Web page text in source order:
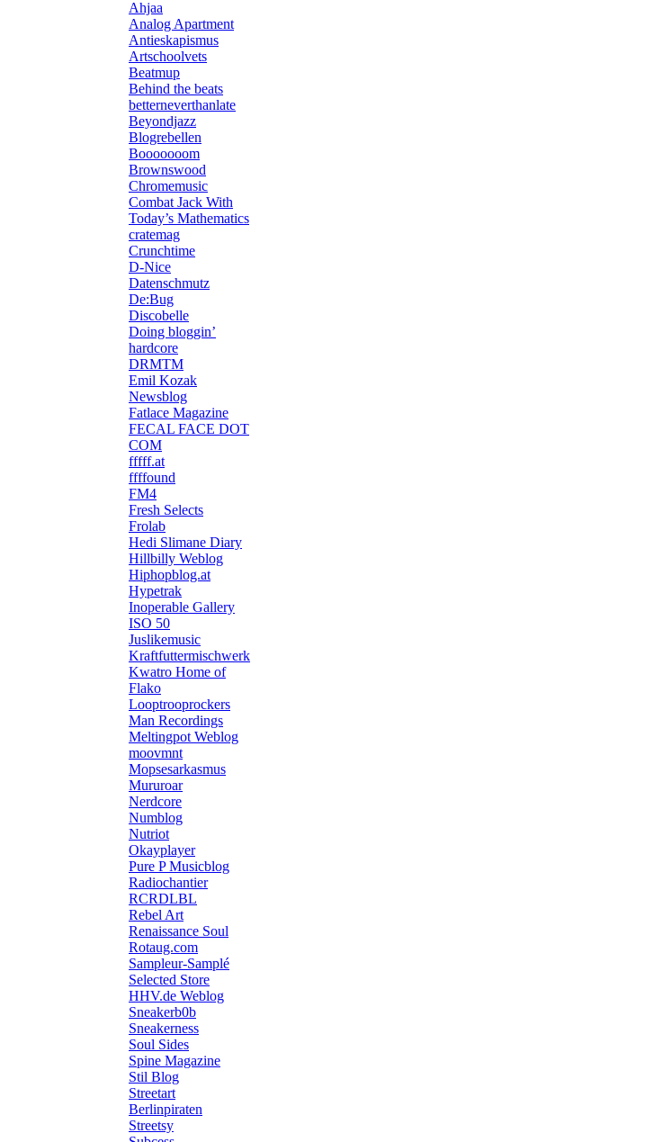
Ahjaa
Analog Apartment
Antieskapismus
Artschoolvets
Beatmup
Behind the beats
betterneverthanlate
Beyondjazz
Blogrebellen
Booooooom
Brownswood
Chromemusic
Combat Jack With
Today’s Mathematics
cratemag
Crunchtime
D-Nice
Datenschmutz
De:Bug
Discobelle
Doing bloggin’
hardcore
DRMTM
Emil Kozak
Newsblog
Fatlace Magazine
FECAL FACE DOT
COM
fffff.at
ffffound
FM4
Fresh Selects
Frolab
Hedi Slimane Diary
Hillbilly Weblog
Hiphopblog.at
Hypetrak
Inoperable Gallery
ISO 50
Juslikemusic
Kraftfuttermischwerk
Kwatro Home of
Flako
Looptrooprockers
Man Recordings
Meltingpot Weblog
moovmnt
Mopsesarkasmus
Mururoar
Nerdcore
Numblog
Nutriot
Okayplayer
Pure P Musicblog
Radiochantier
RCRDLBL
Rebel Art
Renaissance Soul
Rotaug.com
Sampleur-Samplé
Selected Store
HHV.de Weblog
Sneakerb0b
Sneakerness
Soul Sides
Spine Magazine
Stil Blog
Streetart
Berlinpiraten
Streetsy